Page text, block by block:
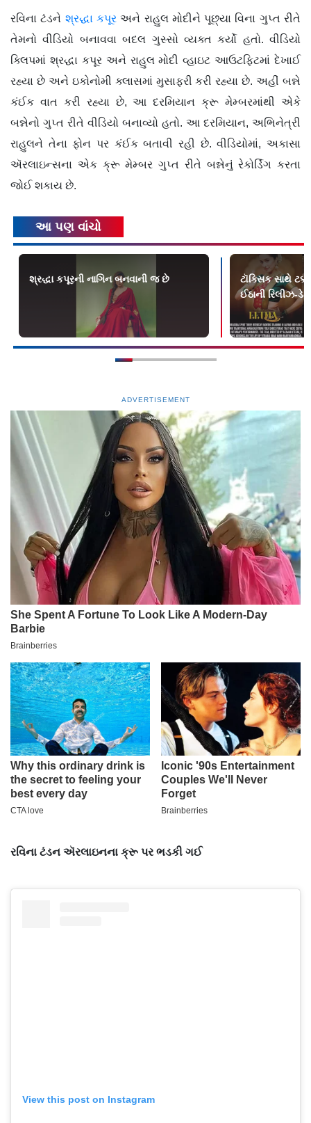
રવિના ટંડને શ્રદ્ધા કપૂરઅને રાહુલ મોદીને પૂછ્યા વિના ગુપ્ત રીતે
તેમનો વીડિયો બનાવવા બદલ ગુસ્સો વ્યક્ત કર્યો હતો. વીડિયો
ક્લિપમાં શ્રદ્ધા કપૂર અને રાહુલ મોદી વ્હાઇટ આઉટફિટમાં દેખાઈ
રહ્યા છે અને ઇકોનોમી ક્લાસમાં મુસાફરી કરી રહ્યા છે. અહીં બન્ને
કંઈક વાત કરી રહ્યા છે, આ દરમિયાન ક્રૂ મેમ્બરમાંથી એકે
બન્નેનો ગુપ્ત રીતે વીડિયો બનાવ્યો હતો. આ દરમિયાન, અભિનેત્રી
રાહુલને તેના ફોન પર કંઈક બતાવી રહી છે. વીડિયોમાં, અકાસા
ઍરલાઇન્સના એક ક્રૂ મેમ્બર ગુપ્ત રીતે બન્નેનું રેકોર્ડિંગ કરતા
જોઈ શકાય છે.
આ પણ વાંચો
શ્રદ્ધા કપૂરની નાગિન બનવાની જ છે
ટૉક્સિક સાથે
ઈઠાની રિલીઝ-ડેટ
ADVERTISEMENT
રવિના ટંડન ઍરલાઇનના ક્રૂ પર ભડકી ગઈ
View this post on Instagram